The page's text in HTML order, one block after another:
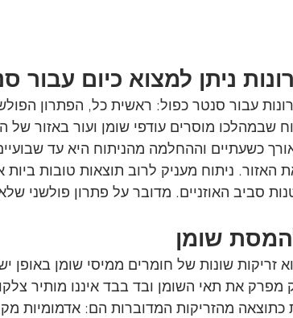
ניתן למצוא כיום עבור
עבור סנטר כפול: ראשית כל, הפתרון
שבמהלכו מוסרים עודפי שומן ועור באזור של
האזור. ניתוח מעניק לרוב תוצאות טובות
סביב האוזניים. מדובר על פתרון פולשני
שומן
זריקות שונות של חומרים ממיסי שומן באופן
מפרק את תאי השומן ובד בבד איננו מותיר
כתוצאה מהזריקות המדוברות הם: אדמומיות